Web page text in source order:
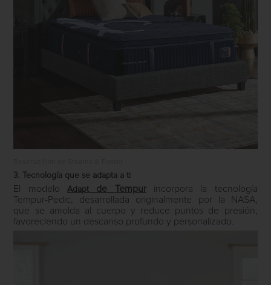
3. Tecnología que se adapta a ti
El modeloAdapt de Tempurincorpora la tecnología
Tempur-Pedic, desarrollada originalmente por la NASA,
que se amolda al cuerpo y reduce puntos de presión,
favoreciendo un descanso profundo y personalizado.